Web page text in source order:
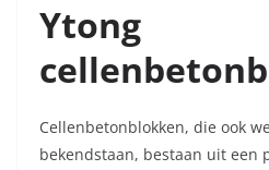
Ytong
Cellenbetonblokken, die ook
bekendstaan, bestaan uit een